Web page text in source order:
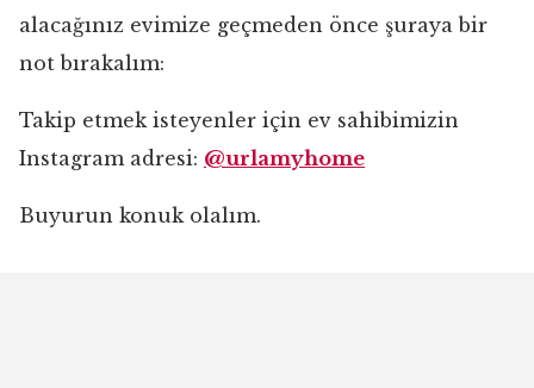
alacağınız evimize geçmeden önce şuraya bir
not bırakalım:
Takip etmek isteyenler için ev sahibimizin
Instagram adresi: @urlamyhome
Buyurun konuk olalım.